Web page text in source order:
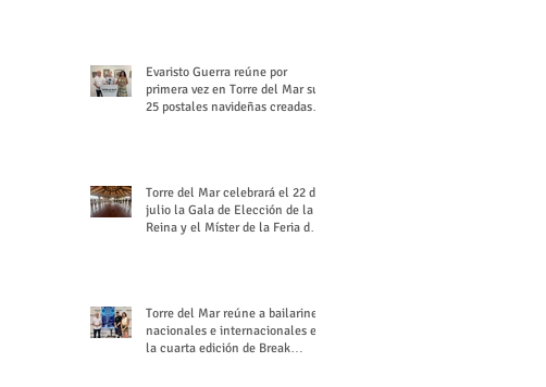
Evaristo Guerra reúne por
primera vez en Torre del Mar sus
25 postales navideñas creadas
Torre del Mar celebrará el 22 de
julio la Gala de Elección de la
Reina y el Míster de la Feria de
Torre del Mar reúne a bailarines
nacionales e internacionales en
la cuarta edición de Break